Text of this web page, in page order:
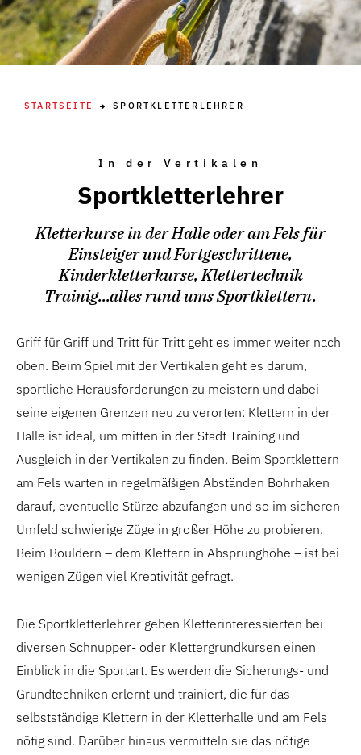
STARTSEITE SPORTKLETTERLEHRER
In der Vertikalen
Sportkletterlehrer
Kletterkurse in der Halle oder am Fels für
Einsteiger und Fortgeschrittene,
Kinderkletterkurse, Klettertechnik
Trainig...alles rund ums Sportklettern.
Griff für Griff und Tritt für Tritt geht es immer weiter nach
oben. Beim Spiel mit der Vertikalen geht es darum,
sportliche Herausforderungen zu meistern und dabei
seine eigenen Grenzen neu zu verorten: Klettern in der
Halle ist ideal, um mitten in der Stadt Training und
Ausgleich in der Vertikalen zu finden. Beim Sportklettern
am Fels warten in regelmäßigen Abständen Bohrhaken
darauf, eventuelle Stürze abzufangen und so im sicheren
Umfeld schwierige Züge in großer Höhe zu probieren.
Beim Bouldern – dem Klettern in Absprunghöhe – ist bei
wenigen Zügen viel Kreativität gefragt.
Die Sportkletterlehrer geben Kletterinteressierten bei
diversen Schnupper- oder Klettergrundkursen einen
Einblick in die Sportart. Es werden die Sicherungs- und
Grundtechniken erlernt und trainiert, die für das
selbstständige Klettern in der Kletterhalle und am Fels
nötig sind. Darüber hinaus vermitteln sie das nötige